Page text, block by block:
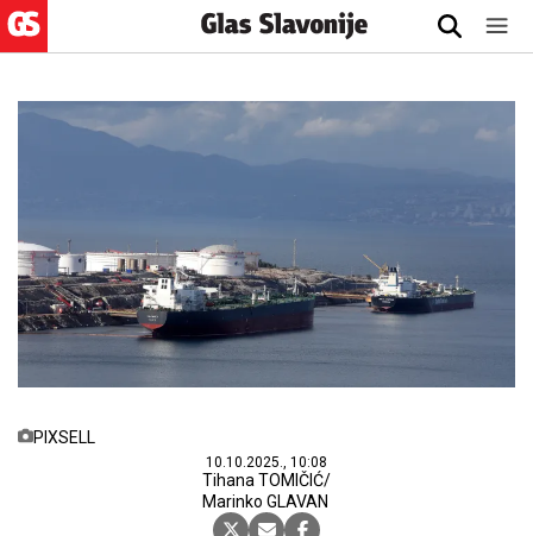
PIXSELL
10.10.2025., 10:08
Tihana TOMIČIĆ/
Marinko GLAVAN